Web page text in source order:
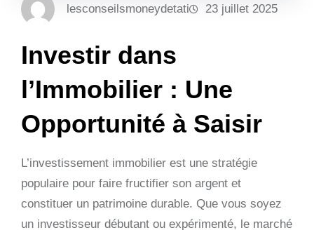
lesconseilsmoneydetati 23 juillet 2025
Investir dans
l’Immobilier : Une
Opportunité à Saisir
L’investissement immobilier est une stratégie
populaire pour faire fructifier son argent et
constituer un patrimoine durable. Que vous soyez
un investisseur débutant ou expérimenté, le marché